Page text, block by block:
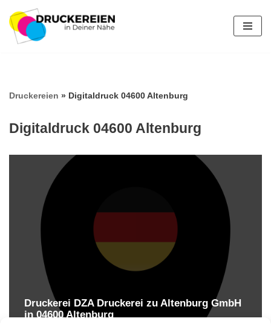
Zum
Inhalt
Druckereien » Digitaldruck 04600 Altenburg
Digitaldruck 04600 Altenburg
Druckerei DZA Druckerei zu Altenburg GmbH
in 04600 Altenburg